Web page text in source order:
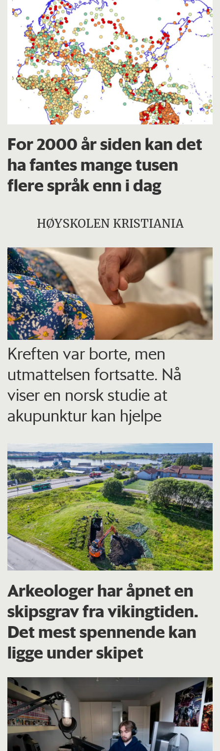
For 2000 år siden kan det
ha fantes mange tusen
flere språk enn i dag
HØYSKOLEN KRISTIANIA
Kreften var borte, men
utmattelsen fortsatte. Nå
viser en norsk studie at
akupunktur kan hjelpe
Arkeologer har åpnet en
skipsgrav fra vikingtiden.
Det mest spennende kan
ligge under skipet